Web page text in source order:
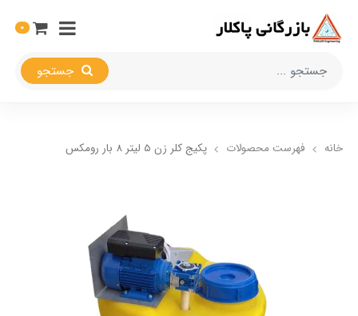
0
خانه فهرست محصولات پکیج کلر زن 5 لیتر 8 بار رومکس